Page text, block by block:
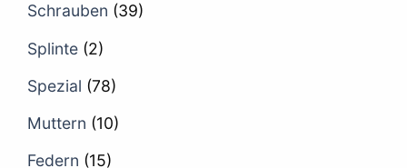
Schrauben (39)
Splinte (2)
Spezial (78)
Muttern (10)
Federn (15)